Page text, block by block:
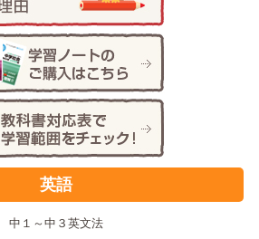
英語
中１～中３英文法